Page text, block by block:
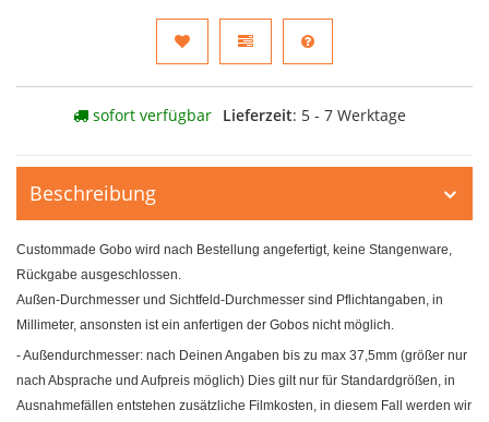
sofort verfügbar Lieferzeit: 5 - 7 Werktage
Beschreibung
Custommade Gobo wird nach Bestellung angefertigt, keine Stangenware,
Rückgabe ausgeschlossen.
Außen-Durchmesser und Sichtfeld-Durchmesser sind Pflichtangaben, in
Millimeter, ansonsten ist ein anfertigen der Gobos nicht möglich.
- Außendurchmesser: nach Deinen Angaben bis zu max 37,5mm (größer nur
nach Absprache und Aufpreis möglich) Dies gilt nur für Standardgrößen, in
Ausnahmefällen entstehen zusätzliche Filmkosten, in diesem Fall werden wir